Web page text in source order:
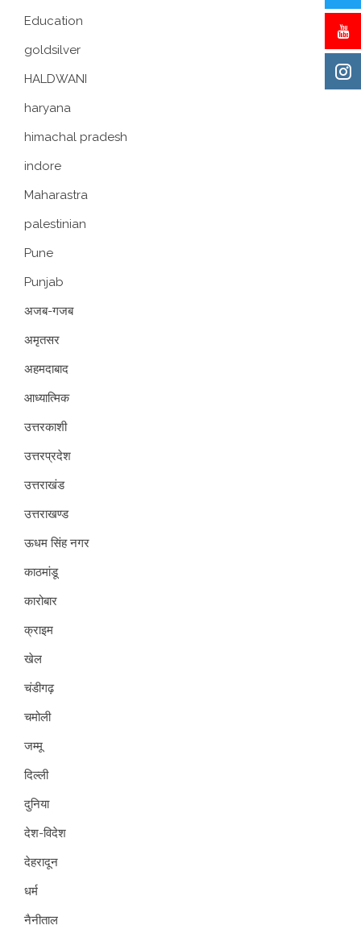
Education
goldsilver
HALDWANI
haryana
himachal pradesh
indore
Maharastra
palestinian
Pune
Punjab
अजब-गजब
अमृतसर
अहमदाबाद
आध्यात्मिक
उत्तरकाशी
उत्तरप्रदेश
उत्तराखंड
उत्तराखण्ड
ऊधम सिंह नगर
काठमांडू
कारोबार
क्राइम
खेल
चंडीगढ़
चमोली
जम्मू
दिल्ली
दुनिया
देश-विदेश
देहरादून
धर्म
नैनीताल